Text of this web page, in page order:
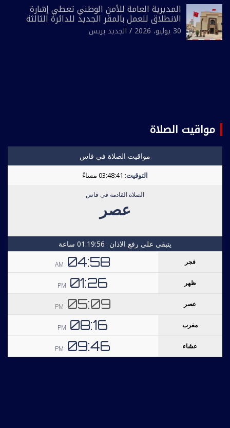
المديرية العامة للأمن الوطني تعطي إشارة
الانطلاق للعمل بالمقر الجديد للدائرة الثالثة
للشرطة بولاية أمن العيون
30 يوليو، 2026 الجديد بريس
مواقيت الصلاة